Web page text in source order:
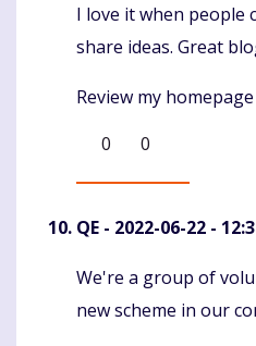
Komentaras
I love it when people
share ideas. Great
Review my homepage
0
0
QE - 2022-06-22 -
Komentaras
We're a group of
new scheme in our